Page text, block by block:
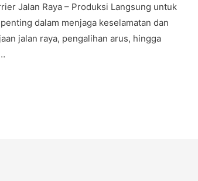
Jalan Raya – Produksi Langsung untuk
dalam menjaga keselamatan dan
jalan raya, pengalihan arus, hingga